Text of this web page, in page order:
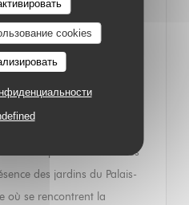
cookies
les plats typiques de la
un véritable saut dans le
et de plantes luxuriantes
des jardins du Palais-
où se rencontrent la